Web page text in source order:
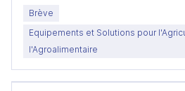
Brève
Equipements et Solutions pour
l'Agroalimentaire